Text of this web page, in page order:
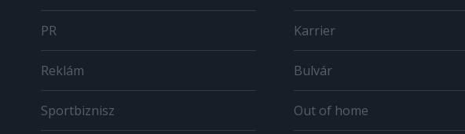
PR
Reklám
Sportbiznisz
Karrier
Bulvár
Out of home